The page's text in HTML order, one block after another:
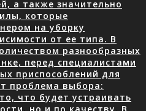
а также значительно
которые
на уборку
от ее типа. В
разнообразных
перед специалистами
приспособлений для
проблема выбора:
что будет устраивать